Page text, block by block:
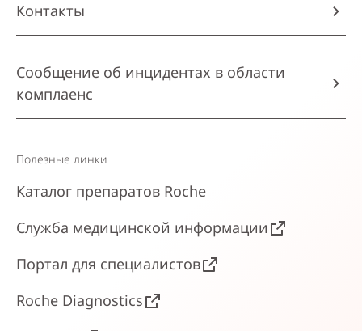
Контакты
Сообщение об инцидентах в области
комплаенс
Полезные линки
Каталог препаратов Roche
Служба медицинской информации
Портал для специалистов
Roche Diagnostics